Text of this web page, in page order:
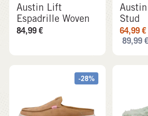
Austin Lift
Espadrille Woven
84,99€
Stud
64,99€
89,99€
-28%